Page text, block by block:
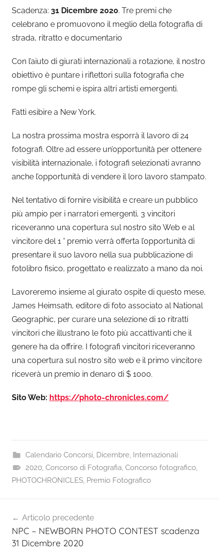
Scadenza: 31 Dicembre 2020. Tre premi che
celebrano e promuovono il meglio della fotografia di
strada, ritratto e documentario
Con l’aiuto di giurati internazionali a rotazione, il nostro
obiettivo è puntare i riflettori sulla fotografia che
rompe gli schemi e ispira altri artisti emergenti.
Fatti esibire a New York.
La nostra prossima mostra esporrà il lavoro di 24
fotografi. Oltre ad essere un’opportunità per ottenere
visibilità internazionale, i fotografi selezionati avranno
anche l’opportunità di vendere il loro lavoro stampato.
Nel tentativo di fornire visibilità e creare un pubblico
più ampio per i narratori emergenti, 3 vincitori
riceveranno una copertura sul nostro sito Web e al
vincitore del 1 ° premio verrà offerta l’opportunità di
presentare il suo lavoro nella sua pubblicazione di
fotolibro fisico, progettato e realizzato a mano da noi.
Lavoreremo insieme al giurato ospite di questo mese,
James Heimsath, editore di foto associato al National
Geographic, per curare una selezione di 10 ritratti
vincitori che illustrano le foto più accattivanti che il
genere ha da offrire. I fotografi vincitori riceveranno
una copertura sul nostro sito web e il primo vincitore
riceverà un premio in denaro di $ 1000.
Sito Web: https://photo-chronicles.com/
Calendario Concorsi, Dicembre, Internazionali
2020, Concorso di Fotografia, Concorso fotografico,
PHOTOCHRONICLES, Premio Fotografico
articoli
Articolo precedente
NPC – NEWBORN PHOTO CONTEST scadenza
31 Dicembre 2020